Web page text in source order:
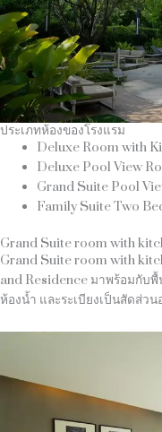
ประเภทห้องของโรงแรม
Deluxe Room with
Deluxe Pool View
Grand Suite Pool
Family Suite Two
Grand Suite room with
Grand Suite room with
and Residence มาพร้อมกับ
ห้องน้ำ และระเบียงเป็นสัดส่ว